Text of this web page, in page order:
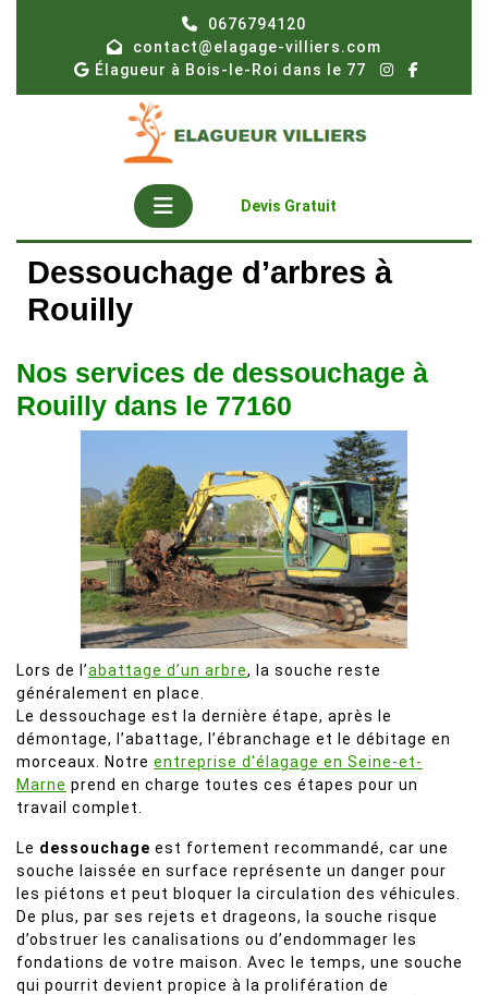
0676794120
contact@elagage-villiers.com
Élagueur à Bois-le-Roi dans le 77
Open
Button
Devis Gratuit
Dessouchage d’arbres à
Rouilly
Nos services de dessouchage à
Rouilly dans le 77160
Lors de l’abattage d’un arbre, la souche reste
généralement en place.
Le dessouchage est la dernière étape, après le
démontage, l’abattage, l’ébranchage et le débitage en
morceaux. Notre entreprise d'élagage en Seine-et-
Marne prend en charge toutes ces étapes pour un
travail complet.
Le dessouchage est fortement recommandé, car une
souche laissée en surface représente un danger pour
les piétons et peut bloquer la circulation des véhicules.
De plus, par ses rejets et drageons, la souche risque
d’obstruer les canalisations ou d’endommager les
fondations de votre maison. Avec le temps, une souche
qui pourrit devient propice à la prolifération de